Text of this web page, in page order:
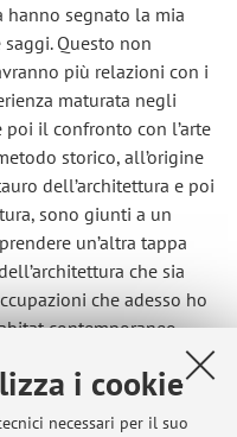
i cookie
necessari per il suo
hanno segnato la mia
Questo non
più relazioni con i
maturata negli
il confronto con l’arte
storico, all’origine
dell’architettura e poi
sono giunti a un
un’altra tappa
che sia
che adesso ho
contemporaneo
contemporaneo).